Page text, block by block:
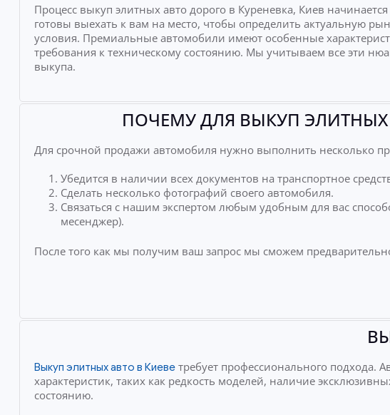
Процесс выкуп элитных авто дорого в Куреневка, Киев
готовы выехать к вам на место, чтобы определить актуальную
условия. Премиальные автомобили имеют особенные
требования к техническому состоянию. Мы учитываем все эти
выкупа.
ПОЧЕМУ ДЛЯ ВЫКУП
Для срочной продажи автомобиля нужно выполнить несколько
Убедится в наличии всех документов на транспортное
Сделать несколько фотографий своего автомобиля.
Связаться с нашим экспертом любым удобным для вас
месенджер).
После того как мы получим ваш запрос мы сможем
Выкуп элитных авто в Киеветребует профессионального подхода.
характеристик, таких как редкость моделей, наличие
состоянию.